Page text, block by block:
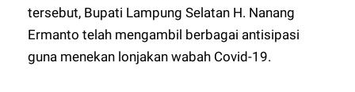
tersebut, Bupati Lampung Selatan H. Nanang
Ermanto telah mengambil berbagai antisipasi
guna menekan lonjakan wabah Covid-19.